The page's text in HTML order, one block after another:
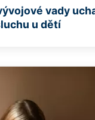
vady
u dětí